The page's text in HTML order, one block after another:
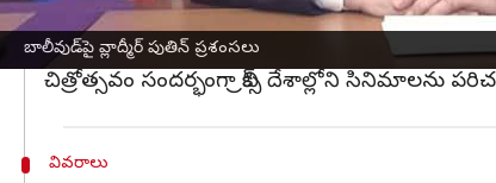
బాలీవుడ్‌పై వ్లాద్మీర్ పుతిన్ ప్రశంసలు
బ్రిక్స్ సభ్య దేశాల్లో సినిమా షూటింగ్‌లకు రష్యా
చిత్రాలకు ఎక్కువ ప్రజాదరణ ఉందని
చిత్రోత్సవం సందర్భంగా బ్రిక్స్ దేశాల్లోని సినిమాలను
వివరాలు